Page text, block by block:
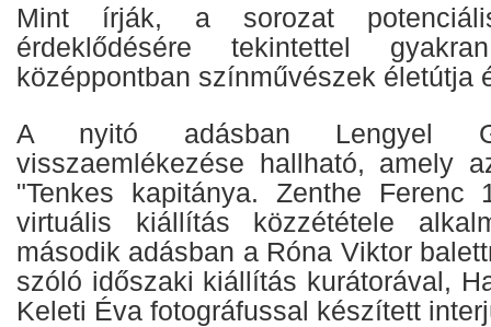
Mint írják, a sorozat
érdeklődésére tekintettel
középpontban színművészek életútja
A nyitó adásban Lengyel
visszaemlékezése hallható, amely
"Tenkes kapitánya. Zenthe Ferenc
virtuális kiállítás közzététele
második adásban a Róna Viktor
szóló időszaki kiállítás kurátorával,
Keleti Éva fotográfussal készített